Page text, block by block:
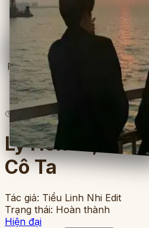
Full
3 lượt đọc·
Ly Hôn Đi,
Cô Ta
Tác giả: Tiểu Linh Nhi Edit
Trạng thái: Hoàn thành
Hiện đại